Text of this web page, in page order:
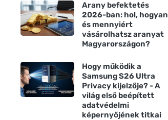
Arany befektetés
2026-ban: hol, hogyan
és mennyiért
vásárolhatsz aranyat
Magyarországon?
Hogy működik a
Samsung S26 Ultra
Privacy kijelzője? - A
világ első beépített
adatvédelmi
képernyőjének titkai